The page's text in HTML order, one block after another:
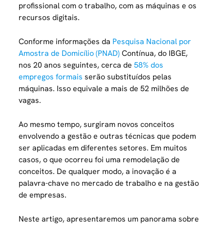
profissional com o trabalho, com as máquinas e os
recursos digitais.
Conforme informações da Pesquisa Nacional por
Amostra de Domicílio (PNAD)Contínua, do IBGE,
nos 20 anos seguintes, cerca de58% dos
empregos formais serão substituídos pelas
máquinas. Isso equivale a mais de 52 milhões de
vagas.
Ao mesmo tempo, surgiram novos conceitos
envolvendo a gestão e outras técnicas que podem
ser aplicadas em diferentes setores. Em muitos
casos, o que ocorreu foi uma remodelação de
conceitos. De qualquer modo, a inovação é a
palavra-chave no mercado de trabalho e na gestão
de empresas.
Neste artigo, apresentaremos um panorama sobre